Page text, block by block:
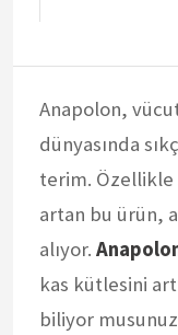
Anapolon,
dünyasında
terim. Özellikle
artan bu ürün,
alıyor.
kas kütlesini
biliyor